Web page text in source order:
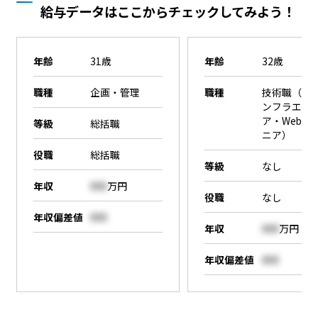
給与データはここからチェックしてみよう！
年齢 31歳
職種 企画・管理
等級 総括職
役職 総括職
年収 000万円
年収偏差値 000
年齢 32歳
職種
技術職（SE
ンフラエン
ア・Webエ
ニア）
等級 なし
役職 なし
年収 000万円
年収偏差値 000